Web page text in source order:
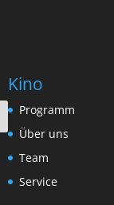
Kino
Programm
Über uns
Team
Service